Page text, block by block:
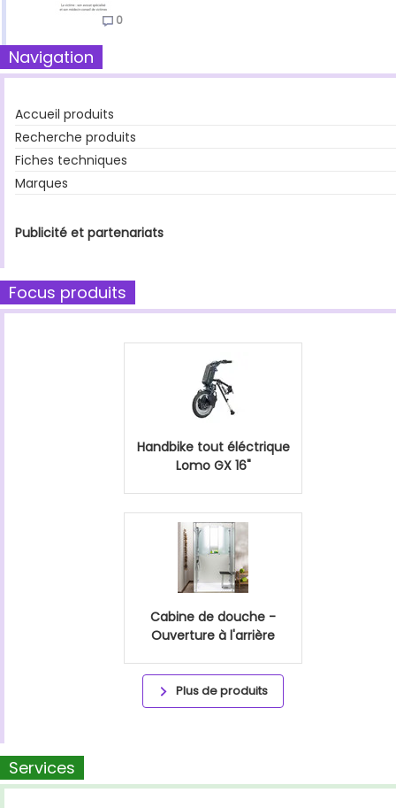
0
Navigation
Accueil produits
Recherche produits
Fiches techniques
Marques
Publicité et partenariats
Focus produits
Handbike tout éléctrique
Lomo GX 16"
Cabine de douche -
Ouverture à l'arrière
Plus de produits
Services